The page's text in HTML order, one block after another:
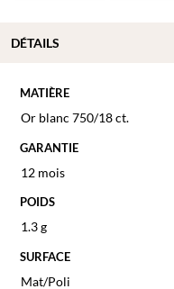
MATIÈRE
Or blanc 750/18 ct.
GARANTIE
12 mois
POIDS
1.3 g
SURFACE
Mat/Poli
DÉTAILS